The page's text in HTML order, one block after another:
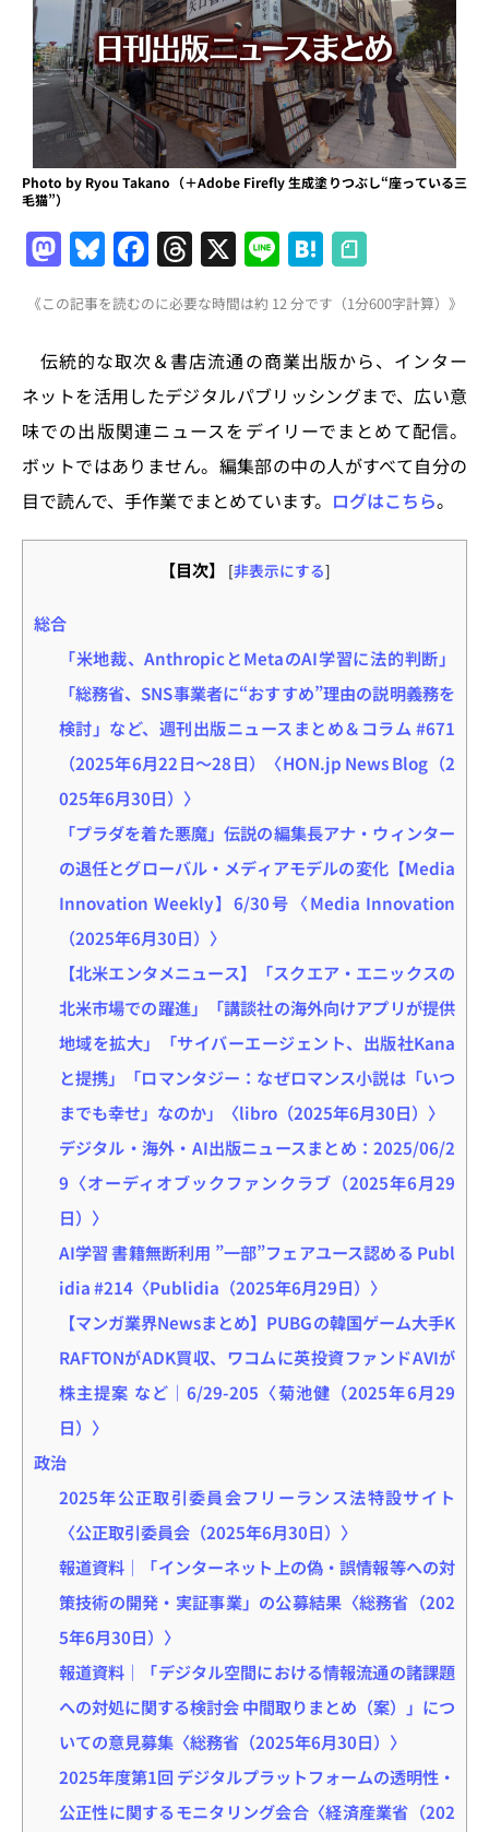
Photo by Ryou Takano（＋Adobe Firefly 生成塗りつぶし“座っている三
毛猫”）
M
a
st
o
d
o
n
Bl
u
e
s
k
y
F
a
c
e
b
o
o
k
T
h
re
a
d
s
X Li
n
e
H
at
e
n
a
《この記事を読むのに必要な時間は約 12 分です（1分600字計算）》
伝統的な取次＆書店流通の商業出版から、インター
ネットを活用したデジタルパブリッシングまで、広い意
味での出版関連ニュースをデイリーでまとめて配信。
ボットではありません。編集部の中の人がすべて自分の
目で読んで、手作業でまとめています。 ログはこちら。
【目次】 [非表示にする]
総合
「米地裁、AnthropicとMetaのAI学習に法的判断」
「総務省、SNS事業者に“おすすめ”理由の説明義務を
検討」など、週刊出版ニュースまとめ＆コラム #671
（2025年6月22日～28日）〈HON.jp News Blog（2
025年6月30日）〉
「プラダを着た悪魔」伝説の編集長アナ・ウィンター
の退任とグローバル・メディアモデルの変化【Media
Innovation Weekly】6/30号〈Media Innovation
（2025年6月30日）〉
【北米エンタメニュース】「スクエア・エニックスの
北米市場での躍進」「講談社の海外向けアプリが提供
地域を拡大」「サイバーエージェント、出版社Kana
と提携」「ロマンタジー：なぜロマンス小説は「いつ
までも幸せ」なのか」〈libro（2025年6月30日）〉
デジタル・海外・AI出版ニュースまとめ：2025/06/2
9〈オーディオブックファンクラブ（2025年6月29
日）〉
AI学習 書籍無断利用 ”一部”フェアユース認める Publ
idia #214〈Publidia（2025年6月29日）〉
【マンガ業界Newsまとめ】PUBGの韓国ゲーム大手K
RAFTONがADK買収、ワコムに英投資ファンドAVIが
株主提案 など｜6/29-205〈菊池健（2025年6月29
日）〉
政治
2025年公正取引委員会フリーランス法特設サイト
〈公正取引委員会（2025年6月30日）〉
報道資料｜「インターネット上の偽・誤情報等への対
策技術の開発・実証事業」の公募結果〈総務省（202
5年6月30日）〉
報道資料｜「デジタル空間における情報流通の諸課題
への対処に関する検討会 中間取りまとめ（案）」につ
いての意見募集〈総務省（2025年6月30日）〉
2025年度第1回 デジタルプラットフォームの透明性・
公正性に関するモニタリング会合〈経済産業省（202